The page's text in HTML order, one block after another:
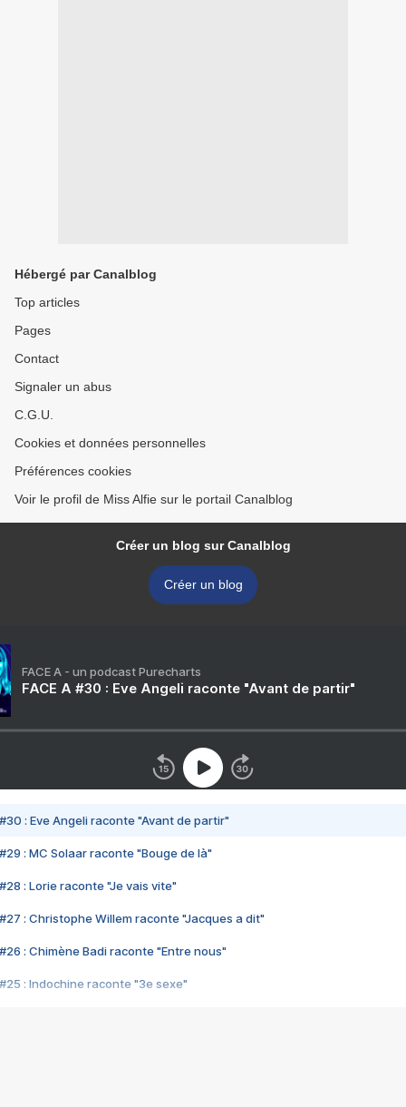
Hébergé par Canalblog
Top articles
Pages
Contact
Signaler un abus
C.G.U.
Cookies et données personnelles
Préférences cookies
Voir le profil de Miss Alfie sur le portail Canalblog
Créer un blog sur Canalblog
Créer un blog
FACE A - un podcast Purecharts
FACE A #30 : Eve Angeli raconte "Avant de partir"
#30 : Eve Angeli raconte "Avant de partir"
#29 : MC Solaar raconte "Bouge de là"
#28 : Lorie raconte "Je vais vite"
#27 : Christophe Willem raconte "Jacques a dit"
#26 : Chimène Badi raconte "Entre nous"
#25 : Indochine raconte "3e sexe"